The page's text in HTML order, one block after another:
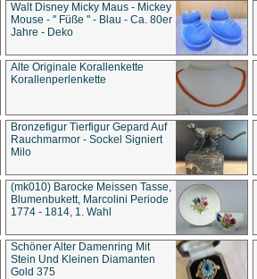
Walt Disney Micky Maus - Mickey
Mouse - " Füße " - Blau - Ca. 80er
Jahre - Deko
Alte Originale Korallenkette
Korallenperlenkette
Bronzefigur Tierfigur Gepard Auf
Rauchmarmor - Sockel Signiert
Milo
(mk010) Barocke Meissen Tasse,
Blumenbukett, Marcolini Periode
1774 - 1814, 1. Wahl
Schöner Alter Damenring Mit
Stein Und Kleinen Diamanten
Gold 375